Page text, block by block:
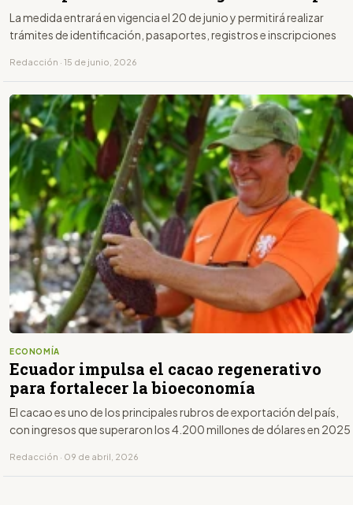
La medida entrará en vigencia el 20 de junio y permitirá realizar
trámites de identificación, pasaportes, registros e inscripciones
Redacción · 15 de junio, 2026
ECONOMÍA
Ecuador impulsa el cacao regenerativo
para fortalecer la bioeconomía
El cacao es uno de los principales rubros de exportación del país,
con ingresos que superaron los 4.200 millones de dólares en 2025
Redacción · 09 de abril, 2026